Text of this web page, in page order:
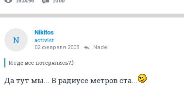
N
Nikitos
activist
02 февраля 2008 Nadei
И где все потерялись?:)
Да тут мы... В радиусе метров ста...